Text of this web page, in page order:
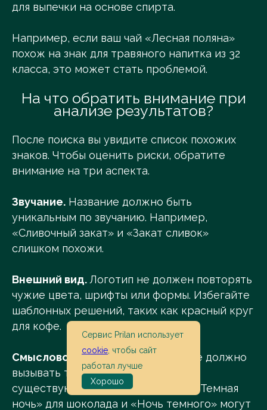
для выпечки на основе спирта.
Например, если ваш чай «Лесная поляна»
похож на знак для травяного напитка из 32
класса, это может стать проблемой.
На что обратить внимание при
анализе результатов?
После поиска вы увидите список похожих
знаков. Чтобы оценить риски, обратите
внимание на три аспекта.
Звучание. Название должно быть
уникальным по звучанию. Например,
«Сливочный закат» и «Закат сливок»
слишком похожи.
Внешний вид.Логотип не должен повторять
чужие цвета, шрифты или формы. Избегайте
шаблонных решений, таких как красный круг
для кофе.
Смысловое значение. Название не должно
вызывать те же ассоциации, что и
существующие знаки. Например, «Темная
ночь» для шоколада и «Ночь темного» могут
Сервис Prilan использует
cookie , чтобы сайт
работал лучше
Хорошо